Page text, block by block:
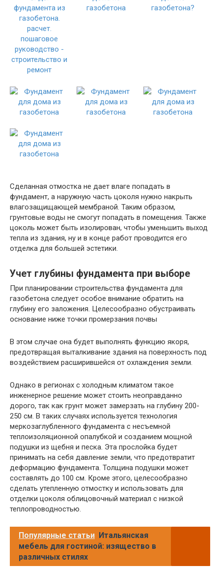
Сделанная отмостка не дает влаге попадать в
фундамент, а наружную часть цоколя нужно накрыть
влагозащищающей мембраной. Таким образом,
грунтовые воды не смогут попадать в помещения. Также
цоколь может быть изолирован, чтобы уменьшить выход
тепла из здания, ну и в конце работ проводится его
отделка для большей эстетики.
Учет глубины фундамента при выборе
При планировании строительства фундамента для
газобетона следует особое внимание обратить на
глубину его заложения. Целесообразно обустраивать
основание ниже точки промерзания почвы
В этом случае она будет выполнять функцию якоря,
предотвращая выталкивание здания на поверхность под
воздействием расширившейся от охлаждения земли.
Однако в регионах с холодным климатом такое
инженерное решение может стоить неоправданно
дорого, так как грунт может замерзать на глубину 200-
250 см. В таких случаях используется технология
меркозаглубленного фундамента с несъемной
теплоизоляционной опалубкой и созданием мощной
подушки из щебня и песка. Эта прослойка будет
принимать на себя давление земли, что предотвратит
деформацию фундамента. Толщина подушки может
составлять до 100 см. Кроме этого, целесообразно
сделать утепленную отмостку и использовать для
отделки цоколя облицовочный материал с низкой
теплопроводностью.
Популярные статьи Итальянская
мебель для гостиной: изящество в
различных стилях